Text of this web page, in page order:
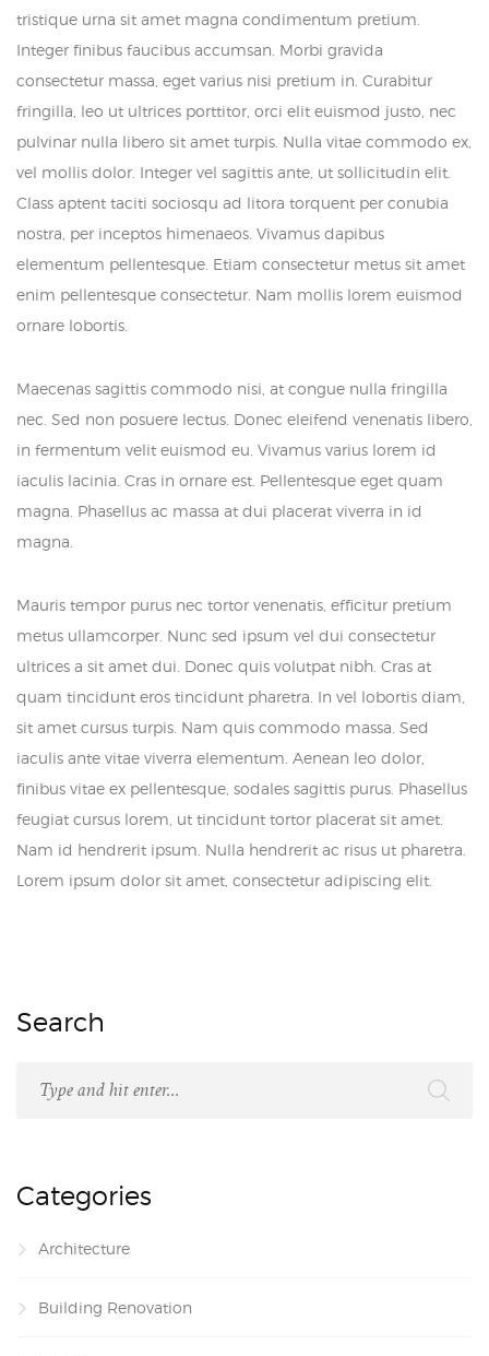
tristique urna sit amet magna condimentum pretium.
Integer finibus faucibus accumsan. Morbi gravida
consectetur massa, eget varius nisi pretium in. Curabitur
fringilla, leo ut ultrices porttitor, orci elit euismod justo, nec
pulvinar nulla libero sit amet turpis. Nulla vitae commodo ex,
vel mollis dolor. Integer vel sagittis ante, ut sollicitudin elit.
Class aptent taciti sociosqu ad litora torquent per conubia
nostra, per inceptos himenaeos. Vivamus dapibus
elementum pellentesque. Etiam consectetur metus sit amet
enim pellentesque consectetur. Nam mollis lorem euismod
ornare lobortis.
Maecenas sagittis commodo nisi, at congue nulla fringilla
nec. Sed non posuere lectus. Donec eleifend venenatis libero,
in fermentum velit euismod eu. Vivamus varius lorem id
iaculis lacinia. Cras in ornare est. Pellentesque eget quam
magna. Phasellus ac massa at dui placerat viverra in id
magna.
Mauris tempor purus nec tortor venenatis, efficitur pretium
metus ullamcorper. Nunc sed ipsum vel dui consectetur
ultrices a sit amet dui. Donec quis volutpat nibh. Cras at
quam tincidunt eros tincidunt pharetra. In vel lobortis diam,
sit amet cursus turpis. Nam quis commodo massa. Sed
iaculis ante vitae viverra elementum. Aenean leo dolor,
finibus vitae ex pellentesque, sodales sagittis purus. Phasellus
feugiat cursus lorem, ut tincidunt tortor placerat sit amet.
Nam id hendrerit ipsum. Nulla hendrerit ac risus ut pharetra.
Lorem ipsum dolor sit amet, consectetur adipiscing elit.
Search
Categories
Architecture
Building Renovation